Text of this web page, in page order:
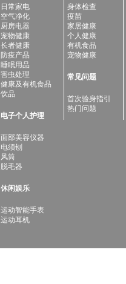
日常家电
空气净化
厨房电器
宠物健康
长者健康
防疫产品
睡眠用品
害虫处理
健康及有机食品
饮品
电子个人护理
面部美容仪器
电须刨
风筒
脱毛器
休闲娱乐
运动智能手表
运动耳机
身体检查
疫苗
家居健康
个人健康
有机食品
宠物健康
常见问题
首次验身指引
热门问题